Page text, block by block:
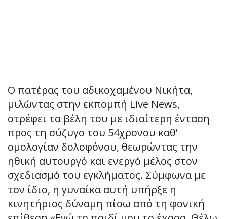
Ο πατέρας του αδικοχαμένου Νικήτα,
μιλώντας στην εκπομπή Live News,
στρέφει τα βέλη του με ιδιαίτερη ένταση
προς τη σύζυγο του 54χρονου καθ’
ομολογίαν δολοφόνου, θεωρώντας την
ηθική αυτουργό και ενεργό μέλος στον
σχεδιασμό του εγκλήματος. Σύμφωνα με
τον ίδιο, η γυναίκα αυτή υπήρξε η
κινητήριος δύναμη πίσω από τη φονική